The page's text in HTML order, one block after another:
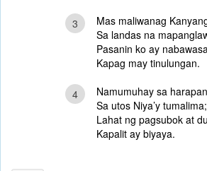
3
Mas maliwanag
Sa landas na
Pasanin ko ay
Kapag may tinulungan.
4
Namumuhay sa
Sa utos Niya’y tumalima;
Lahat ng pagsubok at
Kapalit ay biyaya.